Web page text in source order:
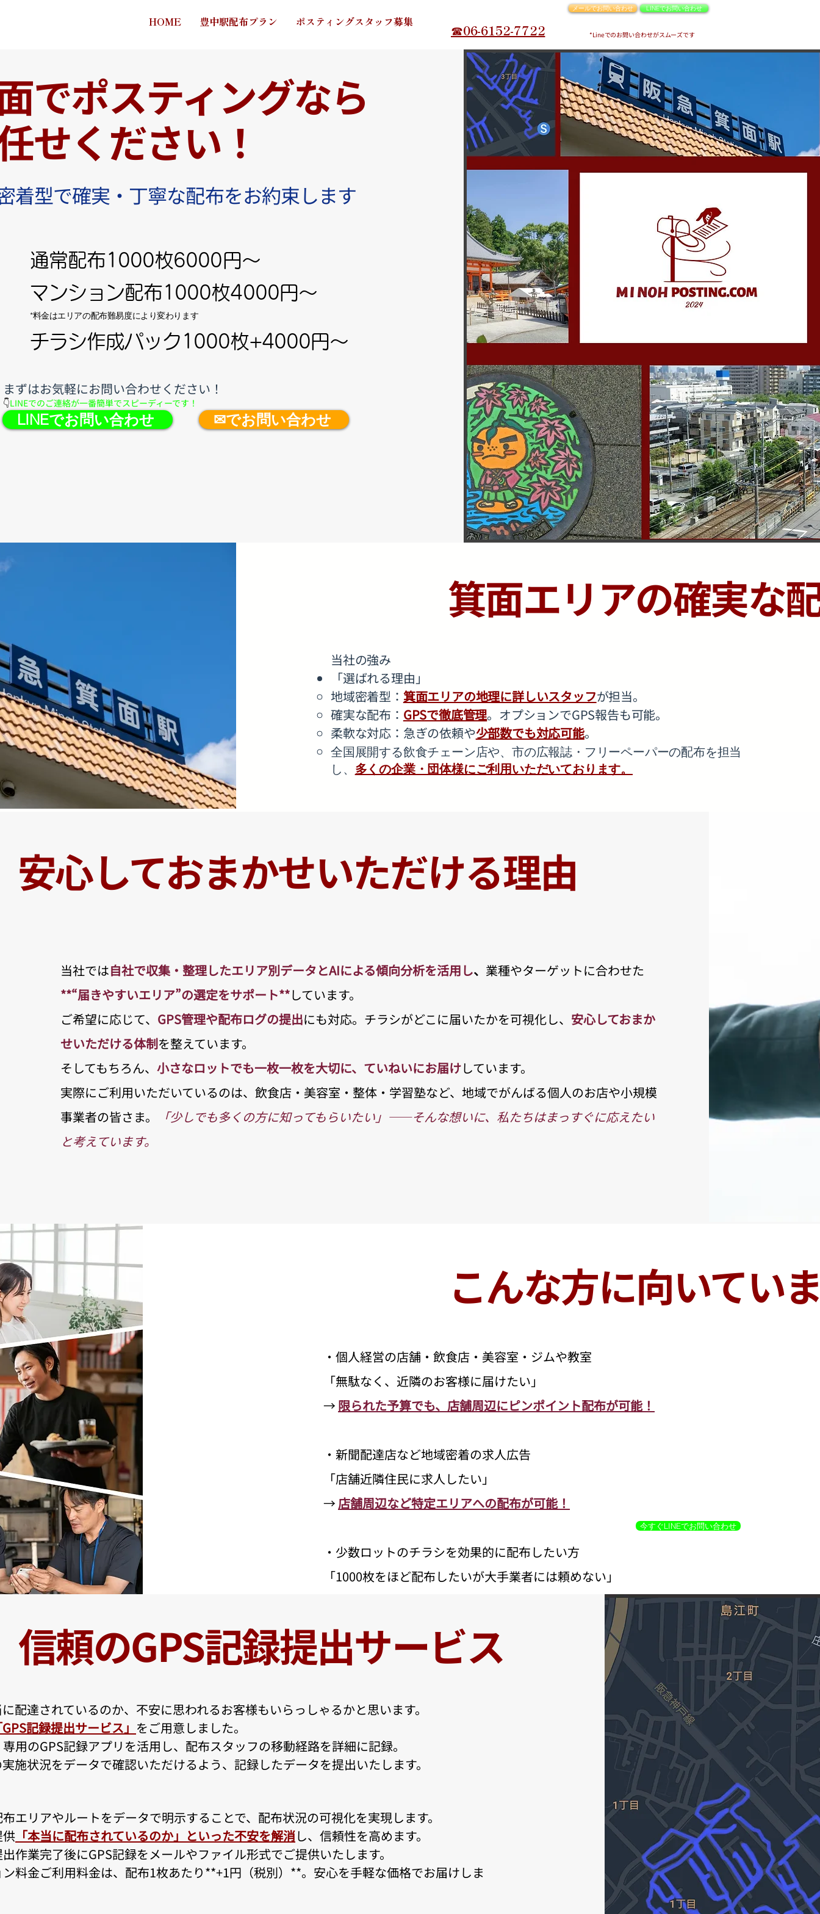
HOME 豊中駅配布プラン ポスティングスタッフ募集 ☎06-6152-7722
メールでお問い合わせ LINEでお問い合わせ
*Lineでのお問い合わせがスムーズです
でポスティングなら
せください！
着型で確実・丁寧な配布をお約束します
通常配布1000枚6000円～
マンション配布1000枚4000円～
​*料金はエリアの配布難易度により変わります
チラシ作成パック1000枚+4000円～
​まずはお気軽にお問い合わせください！
👇LINEでのご連絡が一番簡単でスピーディーです！
LINEでお問い合わせ ✉でお問い合わせ
箕面エリアの確実な
当社の強み
「選ばれる理由」
地域密着型： 箕面エリアの地理に詳しいスタッフが担当。
確実な配布： GPSで徹底管理。オプションでGPS報告も可能。
柔軟な対応：急ぎの依頼や少部数でも対応可能。
全国展開する飲食チェーン店や、市の広報誌・フリーペーパーの配布を担当
し、 多くの企業・団体様にご利用いただいております。
安心しておまかせいただける理由
当社では自社で収集・整理したエリア別データとAIによる傾向分析を活用し、 業種やターゲットに合わせた
**“届きやすいエリア”の選定をサポート**しています。
ご希望に応じて、 GPS管理や配布ログの提出にも対応。チラシがどこに届いたかを可視化し、 安心しておまか
せいただける体制を整えています。
そしてもちろん、 小さなロットでも一枚一枚を大切に、ていねいにお届けしています。
実際にご利用いただいているのは、飲食店・美容室・整体・学習塾など、地域でがんばる個人のお店や小規模
事業者の皆さま。
「少しでも多くの方に知ってもらいたい」――そんな想いに、私たちはまっすぐに応えたい
と考えています。
こんな方に向いてい
・個人経営の店舗・飲食店・美容室・ジムや教室
「無駄なく、近隣のお客様に届けたい」
→ 限られた予算でも、店舗周辺にピンポイント配布が可能！
・新聞配達店など地域密着の求人広告
「店舗近隣住民に求人したい」
→ 店舗周辺など特定エリアへの配布が可能！
・少数ロットのチラシを効果的に配布したい方
「1000枚をほど配布したいが大手業者には頼めない」
今すぐLINEでお問い合わせ
信頼のGPS記録提出サービス
配達されているのか、不安に思われるお客様もいらっしゃるかと思います。
記録提出サービス」 をご用意しました。
用のGPS記録アプリを活用し、配布スタッフの移動経路を詳細に記録。
施状況をデータで確認いただけるよう、記録したデータを提出いたします。​
エリアやルートをデータで明示することで、配布状況の可視化を実現します。
「本当に配布されているのか」といった不安を解消し、信頼性を高めます。
作業完了後にGPS記録をメールやファイル形式でご提供いたします。
料金ご利用料金は、配布1枚あたり**+1円（税別）**。安心を手軽な価格でお届けしま